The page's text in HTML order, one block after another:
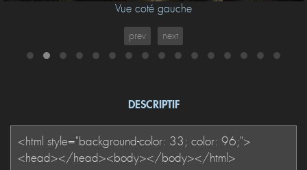
Vue coté gauche
prev next
DESCRIPTIF